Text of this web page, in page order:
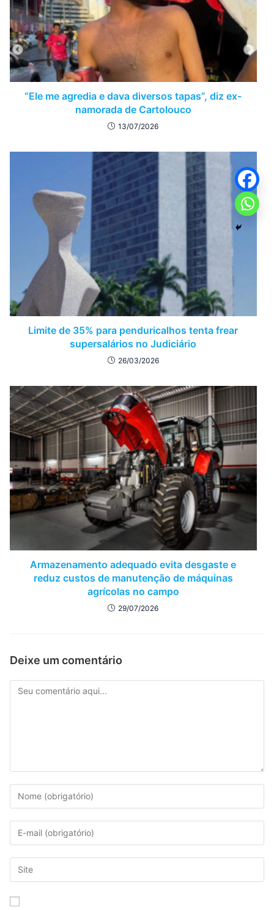
“Ele me agredia e dava diversos tapas”, diz ex-
namorada de Cartolouco
13/07/2026
Limite de 35% para penduricalhos tenta frear
supersalários no Judiciário
26/03/2026
Armazenamento adequado evita desgaste e
reduz custos de manutenção de máquinas
agrícolas no campo
29/07/2026
Deixe um comentário